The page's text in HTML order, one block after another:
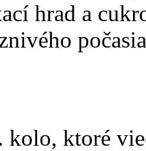
hrad a
kolo, ktoré